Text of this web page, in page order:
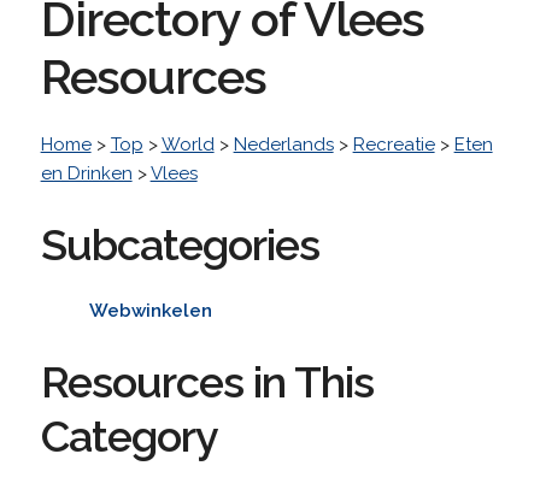
Directory of Vlees
Resources
Home> Top >World> Nederlands> Recreatie> Eten
en Drinken >Vlees
Subcategories
Webwinkelen
Resources in This
Category